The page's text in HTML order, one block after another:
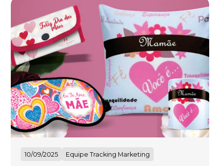
10/09/2025 Equipe Tracking Marketing